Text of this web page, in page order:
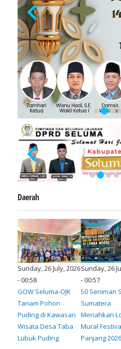
Daerah
Sunday, 26 July, 2026
- 00:58
GOW Seluma-OJK
Tanam Pohon
Puding di Kawasan
Wisata Desa Taba
Lubuk Puding
Sunday, 26
- 00:57
50 Seniman
Sumatera
Meriahkan
Mural
Panjang 2026